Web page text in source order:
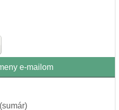
na Twitter
e-mailom